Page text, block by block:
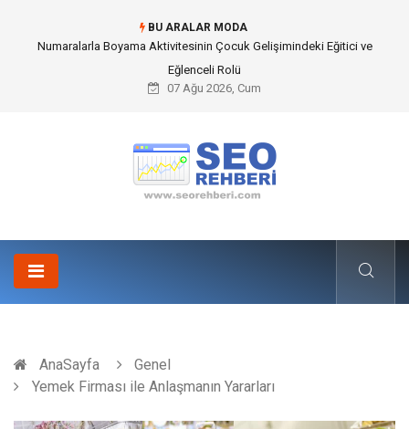
BU ARALAR MODA
Mobil Çit Kültürü and Geçici Alan Yönetimindeki Fonksiyonel Rolü
07 Ağu 2026, Cum
AnaSayfa
Genel
Yemek Firması ile Anlaşmanın Yararları